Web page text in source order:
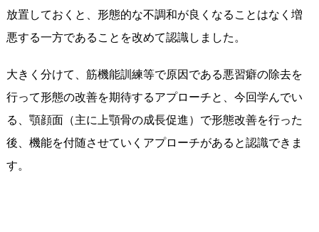
放置しておくと、形態的な不調和が良くなることはなく増
悪する一方であることを改めて認識しました。
大きく分けて、筋機能訓練等で原因である悪習癖の除去を
行って形態の改善を期待するアプローチと、今回学んでい
る、顎顔面（主に上顎骨の成長促進）で形態改善を行った
後、機能を付随させていくアプローチがあると認識できま
す。